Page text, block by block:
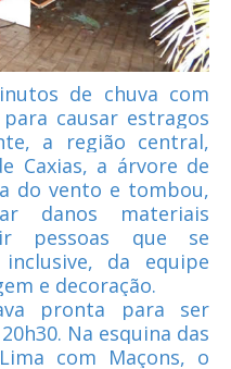
de chuva com
causar estragos
a região central,
Caxias, a árvore de
do vento e tombou,
danos materiais
pessoas que se
da equipe
e decoração.
pronta para ser
Na esquina das
com Maçons, o